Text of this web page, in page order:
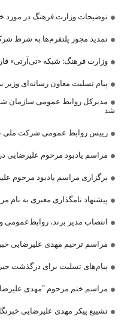
توضیحات وزارت فرهنگ در مورد
تمدید مجوز پلتفرم‌ها به شرط
وزارت فرهنگ: شبکه «تی‌آرتی»
پیام تسلیت معاون رسانه‌ای وزیر
مدیرکل روابط عمومی سازمان
شد
رییس روابط عمومی شرکت ملی
مراسم یادبود مرحوم علیرضایی در
برگزاری مراسم یادبود مرحوم
پیشنهاد نامگذاری معبری به نام
انتصاب مدیر برند،
مراسم ترحیم مهدی علیرضایی
پیام‌های تسلیت برای درگذشت
مراسم ختم مرحوم “مهدی
تشییع پیکر مهدی علیرضایی